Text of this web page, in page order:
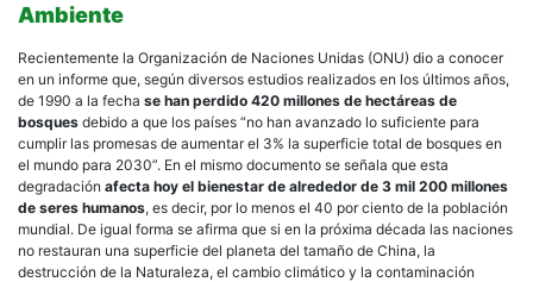
Ambiente
Recientemente la Organización de Naciones Unidas (ONU) dio a conocer
en un informe que, según diversos estudios realizados en los últimos años,
de 1990 a la fecha se han perdido 420 millones de hectáreas de
bosques debido a que los países “no han avanzado lo suficiente para
cumplir las promesas de aumentar el 3% la superficie total de bosques en
el mundo para 2030”. En el mismo documento se señala que esta
degradación afecta hoy el bienestar de alrededor de 3 mil 200 millones
de seres humanos, es decir, por lo menos el 40 por ciento de la población
mundial. De igual forma se afirma que si en la próxima década las naciones
no restauran una superficie del planeta del tamaño de China, la
destrucción de la Naturaleza, el cambio climático y la contaminación